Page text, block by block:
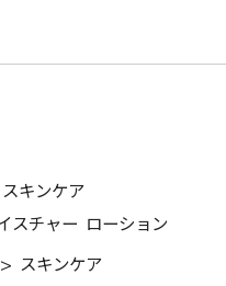
スキンケア
スチャー ローション
> スキンケア